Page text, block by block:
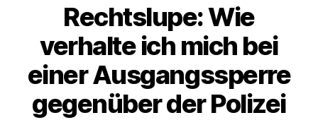
Rechtslupe: Wie
verhalte ich mich bei
einer Ausgangssperre
gegenüber der Polizei